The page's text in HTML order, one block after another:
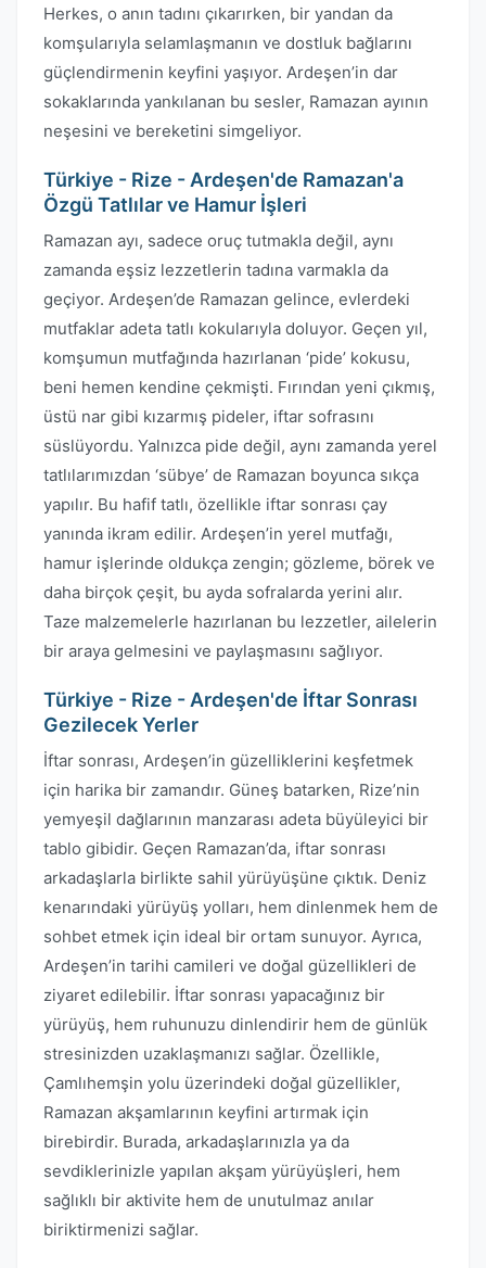
Herkes, o anın tadını çıkarırken, bir yandan da
komşularıyla selamlaşmanın ve dostluk bağlarını
güçlendirmenin keyfini yaşıyor. Ardeşen’in dar
sokaklarında yankılanan bu sesler, Ramazan ayının
neşesini ve bereketini simgeliyor.
Türkiye - Rize - Ardeşen'de Ramazan'a
Özgü Tatlılar ve Hamur İşleri
Ramazan ayı, sadece oruç tutmakla değil, aynı
zamanda eşsiz lezzetlerin tadına varmakla da
geçiyor. Ardeşen’de Ramazan gelince, evlerdeki
mutfaklar adeta tatlı kokularıyla doluyor. Geçen yıl,
komşumun mutfağında hazırlanan ‘pide’ kokusu,
beni hemen kendine çekmişti. Fırından yeni çıkmış,
üstü nar gibi kızarmış pideler, iftar sofrasını
süslüyordu. Yalnızca pide değil, aynı zamanda yerel
tatlılarımızdan ‘sübye’ de Ramazan boyunca sıkça
yapılır. Bu hafif tatlı, özellikle iftar sonrası çay
yanında ikram edilir. Ardeşen’in yerel mutfağı,
hamur işlerinde oldukça zengin; gözleme, börek ve
daha birçok çeşit, bu ayda sofralarda yerini alır.
Taze malzemelerle hazırlanan bu lezzetler, ailelerin
bir araya gelmesini ve paylaşmasını sağlıyor.
Türkiye - Rize - Ardeşen'de İftar Sonrası
Gezilecek Yerler
İftar sonrası, Ardeşen’in güzelliklerini keşfetmek
için harika bir zamandır. Güneş batarken, Rize’nin
yemyeşil dağlarının manzarası adeta büyüleyici bir
tablo gibidir. Geçen Ramazan’da, iftar sonrası
arkadaşlarla birlikte sahil yürüyüşüne çıktık. Deniz
kenarındaki yürüyüş yolları, hem dinlenmek hem de
sohbet etmek için ideal bir ortam sunuyor. Ayrıca,
Ardeşen’in tarihi camileri ve doğal güzellikleri de
ziyaret edilebilir. İftar sonrası yapacağınız bir
yürüyüş, hem ruhunuzu dinlendirir hem de günlük
stresinizden uzaklaşmanızı sağlar. Özellikle,
Çamlıhemşin yolu üzerindeki doğal güzellikler,
Ramazan akşamlarının keyfini artırmak için
birebirdir. Burada, arkadaşlarınızla ya da
sevdiklerinizle yapılan akşam yürüyüşleri, hem
sağlıklı bir aktivite hem de unutulmaz anılar
biriktirmenizi sağlar.